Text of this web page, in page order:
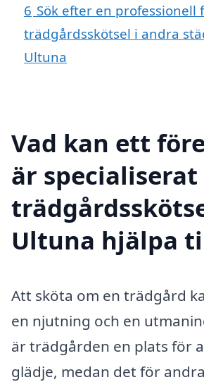
6 Sök efter en professionell
trädgårdsskötsel i andra
Ultuna
Vad kan ett
är specialiserat
Ultuna hjälpa
Att sköta om en trädgård
en njutning och en
är trädgården en plats för
glädje, medan det för